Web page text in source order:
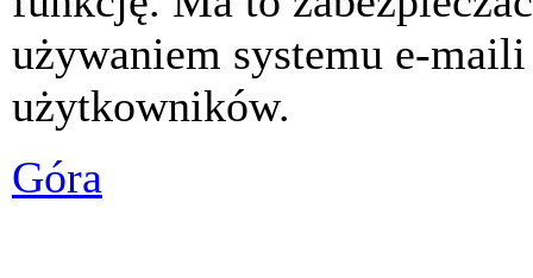
używaniem systemu e-
użytkowników.
Góra